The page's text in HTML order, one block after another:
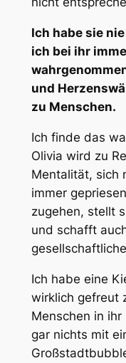
Ich habe sie
ich bei ihr
und
zu Menschen.
Ich finde das
Olivia wird zu
Mentalität, sich
immer
zugehen, stellt
und schafft
Ich habe eine
wirklich gefreut
Menschen in
gar nichts mit